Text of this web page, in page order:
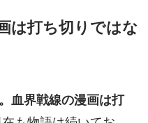
は打ち切りではな
血界戦線の漫画は打